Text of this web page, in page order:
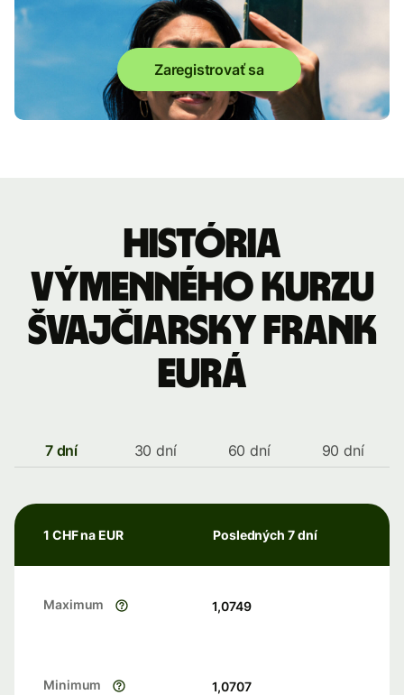
Zaregistrovať sa
História
výmenného kurzu
Švajčiarsky frank
eurá
7 dní 30 dní 60 dní 90 dní
1 CHF na EUR Posledných 7 dní
Maximum 1,0749
Minimum 1,0707